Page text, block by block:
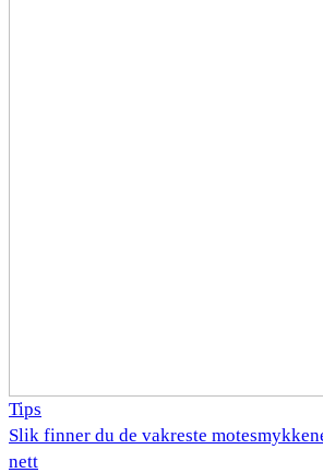
Tips
Slik finner du de vakreste
nett